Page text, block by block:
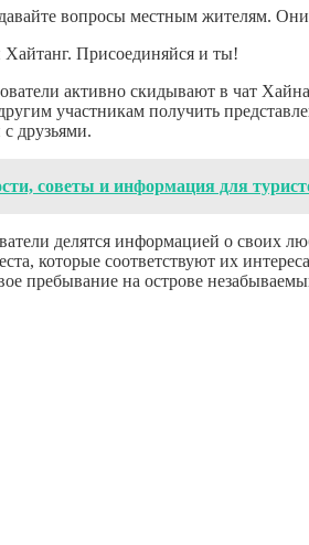
вопросы местным жителям.
Хайтанг. Присоединяйся и ты!
активно скидывают в чат
участникам получить
друзьями.
советы и информация для
делятся информацией о
которые соответствуют их
пребывание на острове